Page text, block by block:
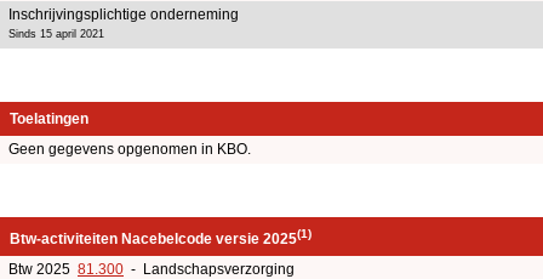
Inschrijvingsplichtige onderneming
Sinds 15 april 2021
Toelatingen
Geen gegevens opgenomen in KBO.
Btw-activiteiten Nacebelcode versie 2025(1)
Btw 2025 81.300 - Landschapsverzorging